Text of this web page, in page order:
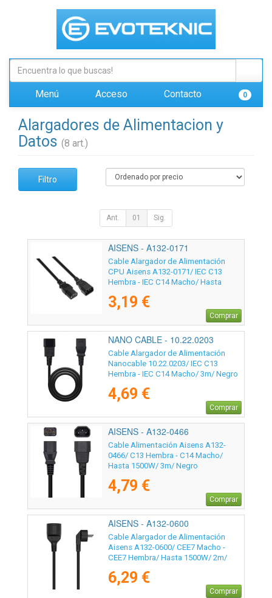
Menú Acceso Contacto 0
Alargadores de Alimentacion y
Datos (8 art.)
Filtro
Ant. 01 Sig.
AISENS - A132-0171
Cable Alargador de Alimentación
CPU Aisens A132-0171/ IEC C13
Hembra - IEC C14 Macho/ Hasta
3,19 €
Comprar
NANO CABLE - 10.22.0203
Cable Alargador de Alimentación
Nanocable 10.22.0203/ IEC C13
Hembra - IEC C14 Macho/ 3m/ Negro
4,69 €
Comprar
AISENS - A132-0466
Cable Alimentación Aisens A132-
0466/ C13 Hembra - C14 Macho/
Hasta 1500W/ 3m/ Negro
4,79 €
Comprar
AISENS - A132-0600
Cable Alargador de Alimentación
Aisens A132-0600/ CEE7 Macho -
CEE7 Hembra/ Hasta 1500W/ 2m/
6,29 €
Comprar